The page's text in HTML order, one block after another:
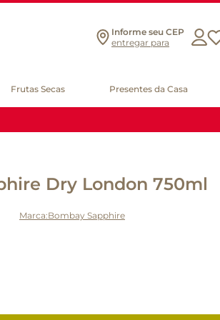
Informe seu CEP
entregar para
Frutas Secas Presentes da Casa
Dry London 750ml
Bombay Sapphire